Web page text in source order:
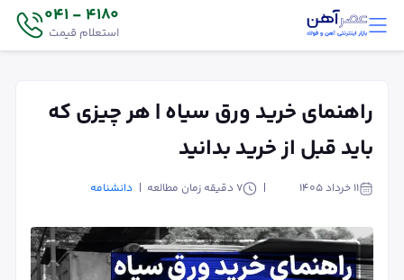
4180 - 041
استعلام قیمت
راهنمای خرید ورق سیاه | هر چیزی که
باید قبل از خرید بدانید
۱۱ خرداد ۱۴۰۵ 7 دقیقه زمان مطالعه دانشنامه